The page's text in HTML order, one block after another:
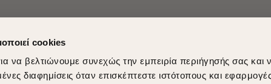
cookies
να βελτιώνουμε συνεχώς την εμπειρία περιήγησής σας και
διαφημίσεις όταν επισκέπτεστε ιστότοπους και